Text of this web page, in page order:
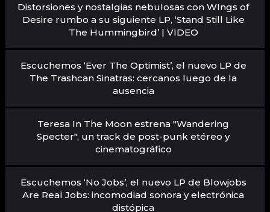
Distorsiones y nostalgias nebulosas con WIngs of
Desire rumbo a su siguiente LP, ‘Stand Still Like
The Hummingbird’ | VIDEO
Escuchemos ‘Ever The Optimist’, el nuevo LP de
The Trashcan Sinatras: cercanos luego de la
ausencia
Teresa In The Moon estrena "Wandering
Specter", un track de post-punk etéreo y
cinematográfico
Escuchemos ‘No Jobs’, el nuevo LP de Blowjobs
Are Real Jobs: incomodiad sonora y electrónica
distópica